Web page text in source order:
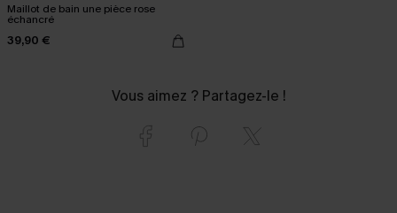
Maillot de bain une pièce rose
échancré
39,90 €
Vous aimez ? Partagez-le !